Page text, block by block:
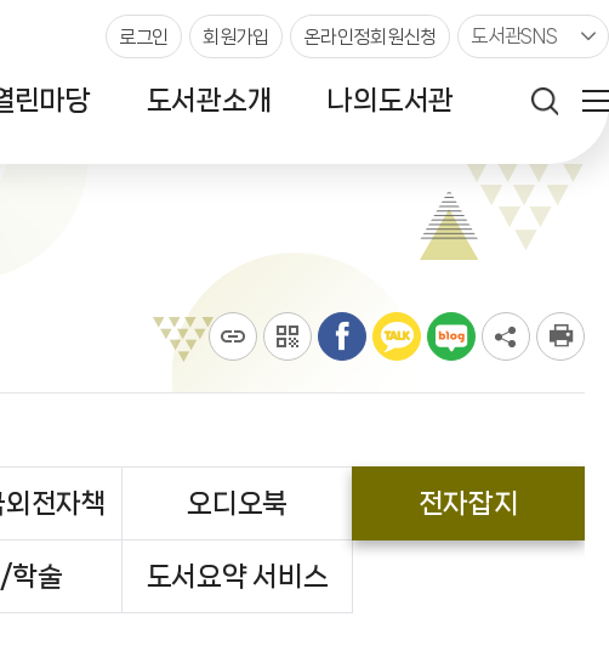
로그인 회원가입 온라인정회원신청 도서관SNS
린마당 도서관소개 나의도서관
전자책 오디오북 전자잡지
학술 도서요약 서비스